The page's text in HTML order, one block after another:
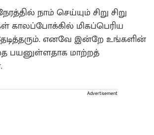
நாம் செய்யும் சிறு சிறு
காலப்போக்கில் மிகப்பெரிய
எனவே இன்றே உங்களின்
பயனுள்ளதாக மாற்றத்
Advertisement